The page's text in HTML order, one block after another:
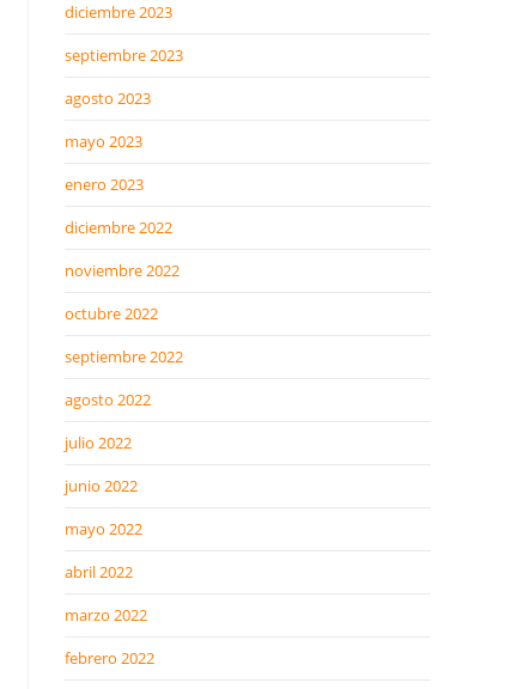
diciembre 2023
septiembre 2023
agosto 2023
mayo 2023
enero 2023
diciembre 2022
noviembre 2022
octubre 2022
septiembre 2022
agosto 2022
julio 2022
junio 2022
mayo 2022
abril 2022
marzo 2022
febrero 2022